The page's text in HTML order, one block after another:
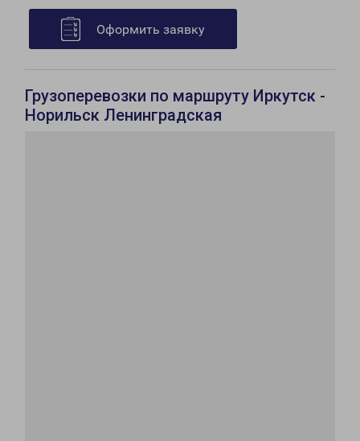
Оформить заявку
Грузоперевозки по маршруту Иркутск -
Норильск Ленинградская